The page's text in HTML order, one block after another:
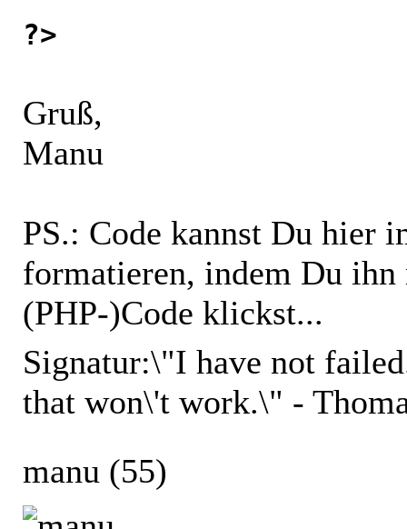
?>
Gruß,
Manu
PS.: Code kannst Du hier
formatieren, indem Du
(PHP-)Code klickst...
Signatur:\"I have not
that won\'t work.\" -
manu (55)